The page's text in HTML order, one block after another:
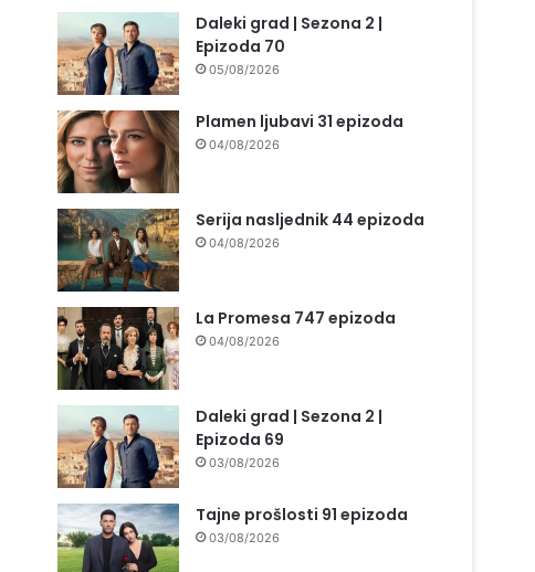
Daleki grad | Sezona 2 |
Epizoda 70
05/08/2026
Plamen ljubavi 31 epizoda
04/08/2026
Serija nasljednik 44 epizoda
04/08/2026
La Promesa 747 epizoda
04/08/2026
Daleki grad | Sezona 2 |
Epizoda 69
03/08/2026
Tajne prošlosti 91 epizoda
03/08/2026